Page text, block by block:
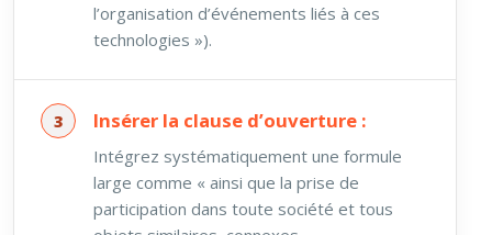
l’organisation d’événements liés à ces
technologies »).
Insérer la clause d’ouverture :
Intégrez systématiquement une formule
large comme « ainsi que la prise de
participation dans toute société et tous